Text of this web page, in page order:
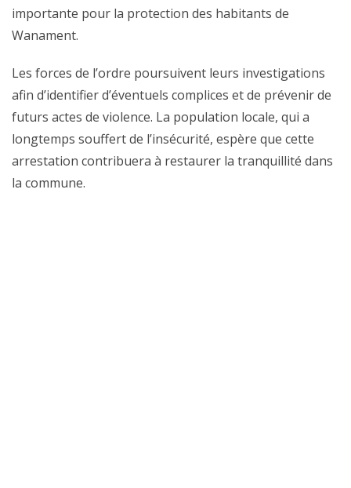
importante pour la protection des habitants de
Wanament.
Les forces de l’ordre poursuivent leurs investigations
afin d’identifier d’éventuels complices et de prévenir de
futurs actes de violence. La population locale, qui a
longtemps souffert de l’insécurité, espère que cette
arrestation contribuera à restaurer la tranquillité dans
la commune.